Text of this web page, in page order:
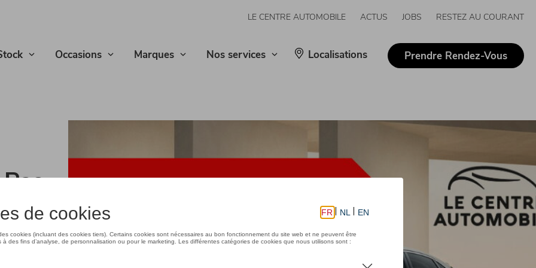
LE CENTRE AUTOMOBILE ACTUS JOBS RESTEZ AU COURANT
Occasions Marques Nos services Localisations Prendre Rendez-Vous
et